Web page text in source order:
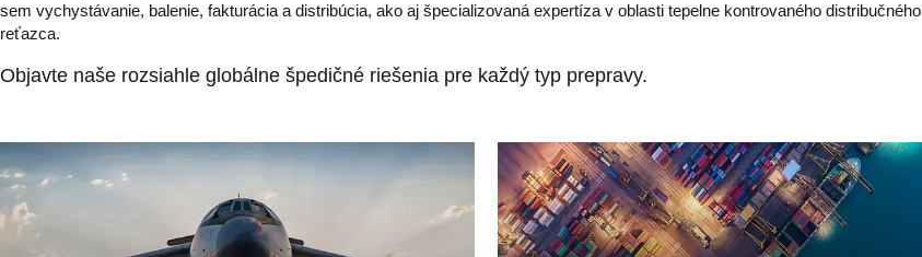
sem vychystávanie, balenie, fakturácia a distribúcia, ako aj špecializovaná expertíza v oblasti tepelne kontrovaného distribučného
reťazca.
Objavte naše rozsiahle globálne špedičné riešenia pre každý typ prepravy.